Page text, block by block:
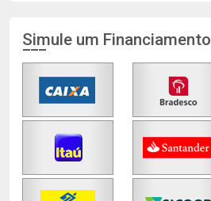
Simule um Financiamento